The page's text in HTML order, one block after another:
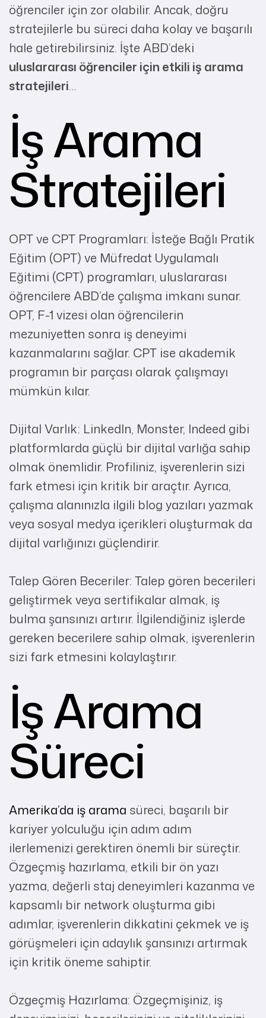
öğrenciler için zor olabilir. Ancak, doğru
stratejilerle bu süreci daha kolay ve başarılı
hale getirebilirsiniz. İşte ABD’deki
uluslararası öğrenciler için etkili iş arama
stratejileri…
İş Arama
Stratejileri
OPT ve CPT Programları: İsteğe Bağlı Pratik
Eğitim (OPT) ve Müfredat Uygulamalı
Eğitimi (CPT) programları, uluslararası
öğrencilere ABD’de çalışma imkanı sunar.
OPT, F-1 vizesi olan öğrencilerin
mezuniyetten sonra iş deneyimi
kazanmalarını sağlar. CPT ise akademik
programın bir parçası olarak çalışmayı
mümkün kılar.
Dijital Varlık: LinkedIn, Monster, Indeed gibi
platformlarda güçlü bir dijital varlığa sahip
olmak önemlidir. Profiliniz, işverenlerin sizi
fark etmesi için kritik bir araçtır. Ayrıca,
çalışma alanınızla ilgili blog yazıları yazmak
veya sosyal medya içerikleri oluşturmak da
dijital varlığınızı güçlendirir.
Talep Gören Beceriler: Talep gören becerileri
geliştirmek veya sertifikalar almak, iş
bulma şansınızı artırır. İlgilendiğiniz işlerde
gereken becerilere sahip olmak, işverenlerin
sizi fark etmesini kolaylaştırır.
İş Arama
Süreci
Amerika’da iş arama süreci, başarılı bir
kariyer yolculuğu için adım adım
ilerlemenizi gerektiren önemli bir süreçtir.
Özgeçmiş hazırlama, etkili bir ön yazı
yazma, değerli staj deneyimleri kazanma ve
kapsamlı bir network oluşturma gibi
adımlar, işverenlerin dikkatini çekmek ve iş
görüşmeleri için adaylık şansınızı artırmak
için kritik öneme sahiptir.
Özgeçmiş Hazırlama: Özgeçmişiniz, iş